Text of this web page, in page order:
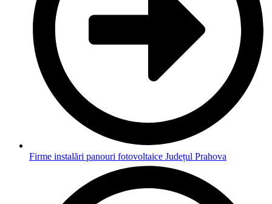
Firme instalări panouri fotovoltaice Județul Prahova